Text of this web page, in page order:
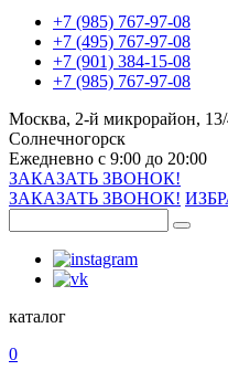
+7 (985) 767-97-08
+7 (495) 767-97-08
+7 (901) 384-15-08
+7 (985) 767-97-08
Москва, 2-й микрорайон, 13/
Солнечногорск
Ежедневно с 9:00 до 20:00
ЗАКАЗАТЬ ЗВОНОК!
ЗАКАЗАТЬ ЗВОНОК!
каталог
0